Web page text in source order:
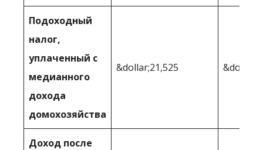
Подоходный
налог,
уплаченный с
медианного
дохода
домохозяйства
&dollar;21,525
Доход после